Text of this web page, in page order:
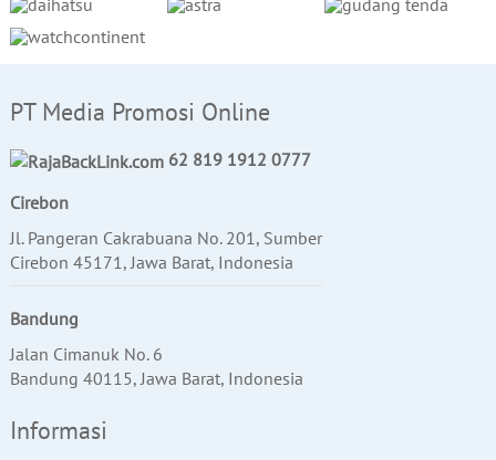
PT Media Promosi Online
62 819 1912 0777
Cirebon
Jl. Pangeran Cakrabuana No. 201, Sumber
Cirebon 45171, Jawa Barat, Indonesia
Bandung
Jalan Cimanuk No. 6
Bandung 40115, Jawa Barat, Indonesia
Informasi